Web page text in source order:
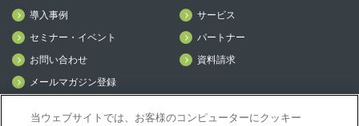
導入事例
サービス
セミナー・イベント
パートナー
お問い合わせ
資料請求
メールマガジン登録
当ウェブサイトでは、お客様のコンピューターにクッキー